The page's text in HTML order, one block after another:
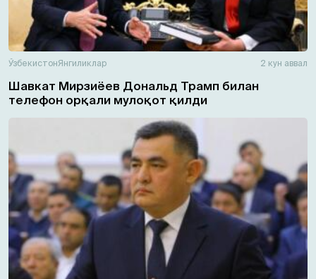
ЎзбекистонЯнгиликлар 2 кун аввал
Шавкат Мирзиёев Дональд Трамп билан
телефон орқали мулоқот қилди